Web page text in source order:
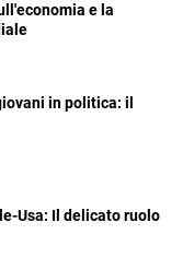
e la
in politica: il
Usa: Il delicato ruolo